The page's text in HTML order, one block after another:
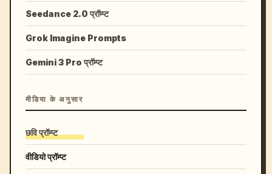
Seedance 2.0 प्रॉम्प्ट
Grok Imagine Prompts
Gemini 3 Pro प्रॉम्प्ट
मीडिया के अनुसार
छवि प्रॉम्प्ट
वीडियो प्रॉम्प्ट